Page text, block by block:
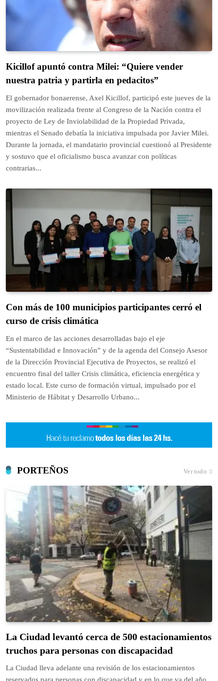
Kicillof apuntó contra Milei: “Quiere vender
nuestra patria y partirla en pedacitos”
El gobernador bonaerense, Axel Kicillof, participó este jueves de la
movilización realizada frente al Congreso de la Nación contra el
proyecto de Ley de Inviolabilidad de la Propiedad Privada,
mientras el Senado debatía la iniciativa impulsada por Javier Milei.
Durante la jornada, el mandatario provincial cuestionó al Presidente
y sostuvo que el oficialismo busca avanzar con políticas
contrarias...
Con más de 100 municipios participantes cerró el
curso de crisis climática
En el marco de las acciones desarrolladas bajo el eje
“Sustentabilidad e Innovación” y de la agenda del Consejo Asesor
de la Dirección Provincial Ejecutiva de Proyectos, se realizó el
encuentro final del taller Crisis climática, eficiencia energética y
estado local. Este curso de formación virtual, impulsado por el
Ministerio de Hábitat y Desarrollo Urbano...
Ver todo
PORTEÑOS
La Ciudad levantó cerca de 500 estacionamientos
truchos para personas con discapacidad
La Ciudad lleva adelante una revisión de los estacionamientos
reservados para personas con discapacidad y en lo que va del año